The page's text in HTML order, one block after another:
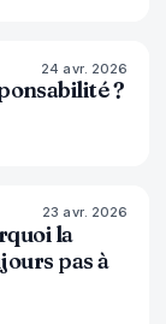
76% 69
24 avr. 2026
?
78% 88
23 avr. 2026
la
pas à